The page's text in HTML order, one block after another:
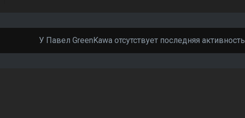
У Павел GreenKawa отсутствует последняя активность